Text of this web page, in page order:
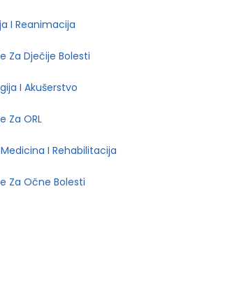
I Reanimacija
Za Dječije Bolesti
I Akušerstvo
Za ORL
I Rehabilitacija
Za Očne Bolesti